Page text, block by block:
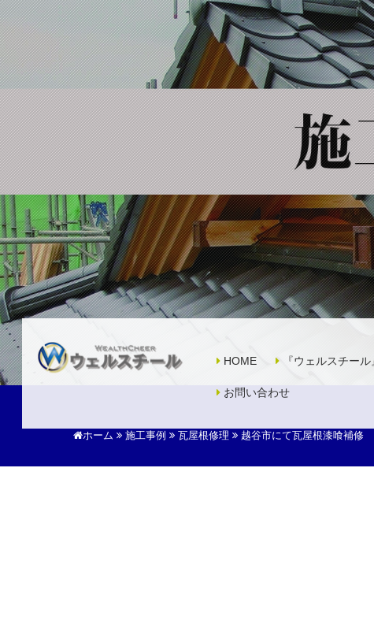
HOME 『ウェルスチー
お問い合わせ
ホーム 施工事例 瓦屋根修理 越谷市にて瓦屋根漆喰補修